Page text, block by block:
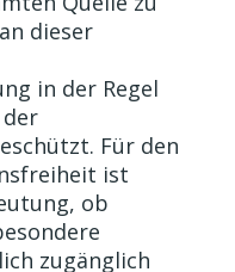
dieser
in der Regel
Für den
ist
ob
zugänglich